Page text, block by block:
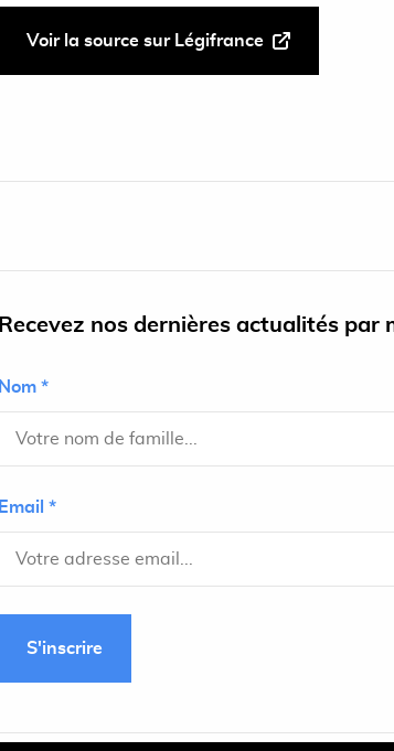
Voir la source sur Légifrance
Recevez nos dernières actualités par
Nom *
Email *
S'inscrire